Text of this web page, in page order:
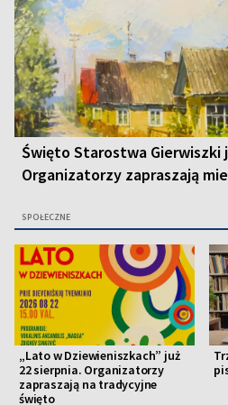
Święto Starostwa Gierwiszki
Organizatorzy zapraszają
SPOŁECZNE
„Lato w Dziewieniszkach” już
22 sierpnia. Organizatorzy
zapraszają na tradycyjne
święto